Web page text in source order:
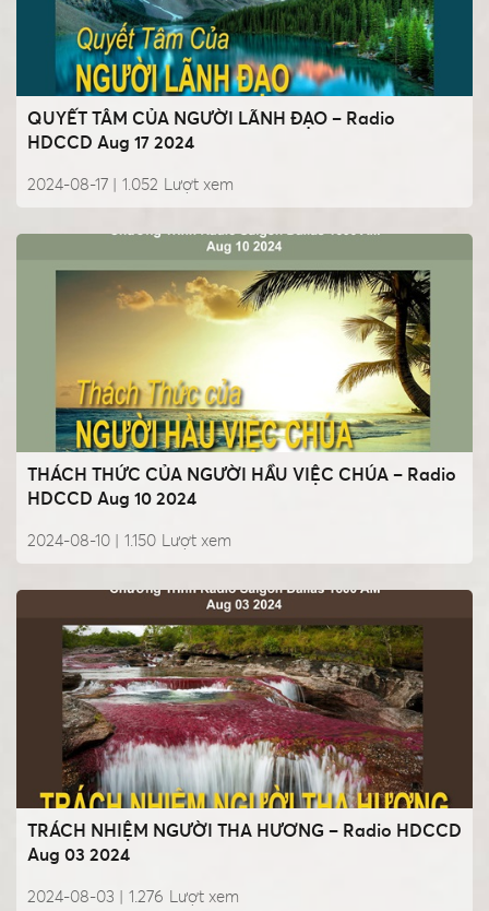
QUYẾT TÂM CỦA NGƯỜI LÃNH ĐẠO – Radio
HDCCD Aug 17 2024
2024-08-17 | Lượt xem
1.052
THÁCH THỨC CỦA NGƯỜI HẦU VIỆC CHÚA – Radio
HDCCD Aug 10 2024
2024-08-10 | Lượt xem
1.150
TRÁCH NHIỆM NGƯỜI THA HƯƠNG – Radio HDCCD
Aug 03 2024
2024-08-03 | Lượt xem
1.276